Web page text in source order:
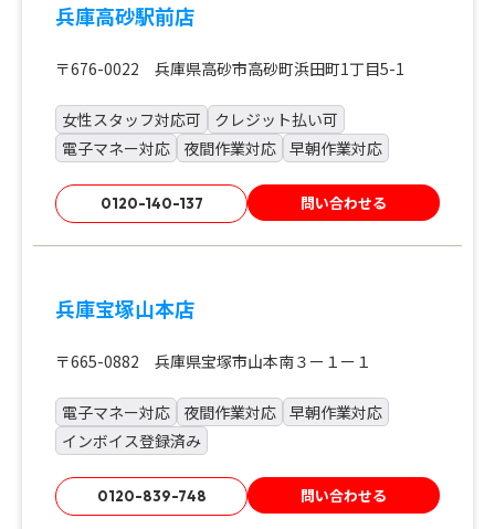
兵庫高砂駅前店
〒676-0022 兵庫県高砂市高砂町浜田町1丁目5-1
女性スタッフ対応可
クレジット払い可
電子マネー対応
夜間作業対応 早朝作業対応
0120-140-137 問い合わせる
兵庫宝塚山本店
〒665-0882 兵庫県宝塚市山本南３ー１ー１
電子マネー対応 夜間作業対応 早朝作業対応
インボイス登録済み
0120-839-748 問い合わせる